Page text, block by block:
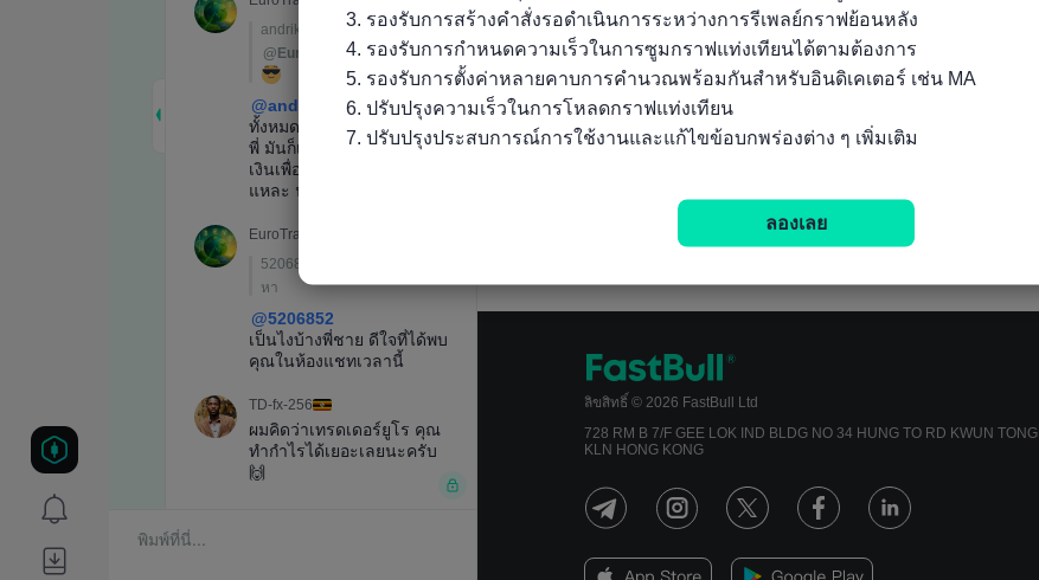
ลิขสิทธิ์ © 2026 FastBull Ltd
728 RM B 7/F GEE LOK IND BLDG NO 34 HUNG TO RD KWUN TONG
KLN HONG KONG
3. รองรับการสร้างคำสั่งรอดำเนินการระหว่างการรีเพลย์กราฟย้อนหลัง
4. รองรับการกำหนดความเร็วในการซูมกราฟแท่งเทียนได้ตามต้องการ
5. รองรับการตั้งค่าหลายคาบการคำนวณพร้อมกันสำหรับอินดิเคเตอร์ เช่น MA
6. ปรับปรุงความเร็วในการโหลดกราฟแท่งเทียน
7. ปรับปรุงประสบการณ์การใช้งานและแก้ไขข้อบกพร่องต่าง ๆ เพิ่มเติม
ลองเลย